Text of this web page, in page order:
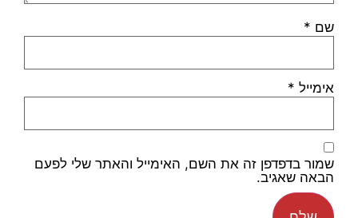
שם *
אימייל *
שמור בדפדפן זה את השם, האימייל והאתר שלי לפעם
הבאה שאגיב.